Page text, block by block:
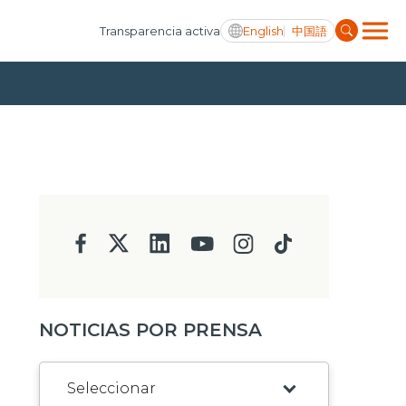
Transparencia activa English 中国語
NOTICIAS POR PRENSA